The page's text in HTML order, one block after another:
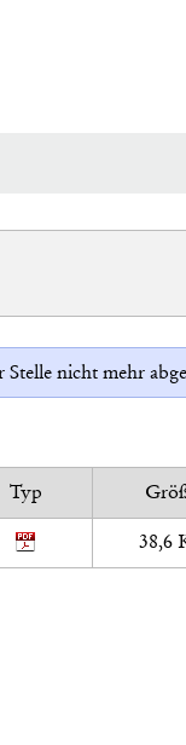
Stelle nicht mehr
Typ
38,6